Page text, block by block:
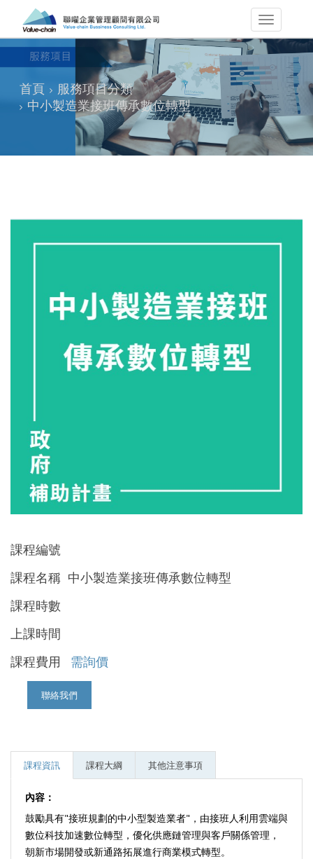
首頁
服務項目分類
中小製造業接班傳承數位轉型
課程編號
課程名稱 中小製造業接班傳承數位轉型
課程時數
上課時間
課程費用
需詢價
聯絡我們
課程資訊 課程大綱 其他注意事項
內容：
鼓勵具有"接班規劃的中小型製造業者"，由接班人利用雲端與
數位科技加速數位轉型，優化供應鏈管理與客戶關係管理，
朝新市場開發或新通路拓展進行商業模式轉型。